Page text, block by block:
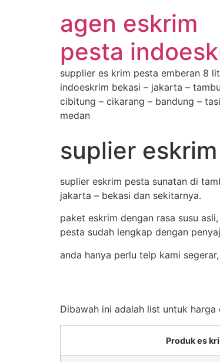
agen eskrim
pesta
supplier es krim pesta emberan 8
indoeskrim bekasi – jakarta –
cibitung – cikarang – bandung –
medan
suplier
suplier eskrim pesta sunatan di
jakarta – bekasi dan sekitarnya.
paket eskrim dengan rasa susu
pesta sudah lengkap dengan
anda hanya perlu telp kami
Dibawah ini adalah list untuk
Produk es